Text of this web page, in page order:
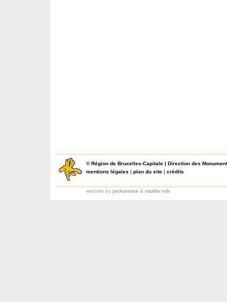
©Région de Bruxelles-Capitale | Direction des
mentions légales | plan du site | crédits
website by jackanova & studio rvb